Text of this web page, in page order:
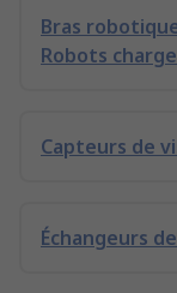
Bras
Robots
Capteurs de
Échangeurs